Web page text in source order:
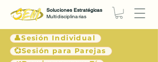
👤Sesión Individual
💞Sesión para Parejas
Soluciones Estratégicas
Multidisciplinarias